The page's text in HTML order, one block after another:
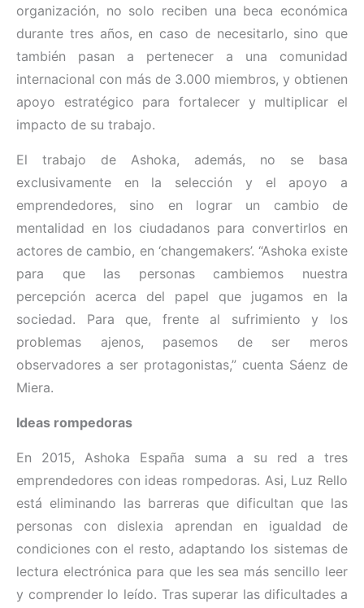
organización, no solo reciben una beca económica
durante tres años, en caso de necesitarlo, sino que
también pasan a pertenecer a una comunidad
internacional con más de 3.000 miembros, y obtienen
apoyo estratégico para fortalecer y multiplicar el
impacto de su trabajo.
El trabajo de Ashoka, además, no se basa
exclusivamente en la selección y el apoyo a
emprendedores, sino en lograr un cambio de
mentalidad en los ciudadanos para convertirlos en
actores de cambio, en ‘changemakers’. “Ashoka existe
para que las personas cambiemos nuestra
percepción acerca del papel que jugamos en la
sociedad. Para que, frente al sufrimiento y los
problemas ajenos, pasemos de ser meros
observadores a ser protagonistas,” cuenta Sáenz de
Miera.
Ideas rompedoras
En 2015, Ashoka España suma a su red a tres
emprendedores con ideas rompedoras. Asi, Luz Rello
está eliminando las barreras que dificultan que las
personas con dislexia aprendan en igualdad de
condiciones con el resto, adaptando los sistemas de
lectura electrónica para que les sea más sencillo leer
y comprender lo leído. Tras superar las dificultades a